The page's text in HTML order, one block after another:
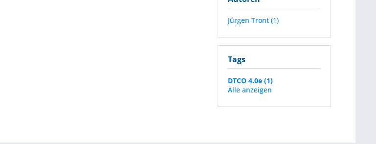
Jürgen Tront (1)
Tags
DTCO 4.0e (1)
Alle anzeigen